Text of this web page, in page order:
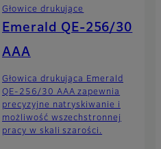
Głowice drukujące
Emerald QE-256/30
AAA
Głowica drukująca Emerald
QE-256/30 AAA zapewnia
precyzyjne natryskiwanie i
możliwość wszechstronnej
pracy w skali szarości.